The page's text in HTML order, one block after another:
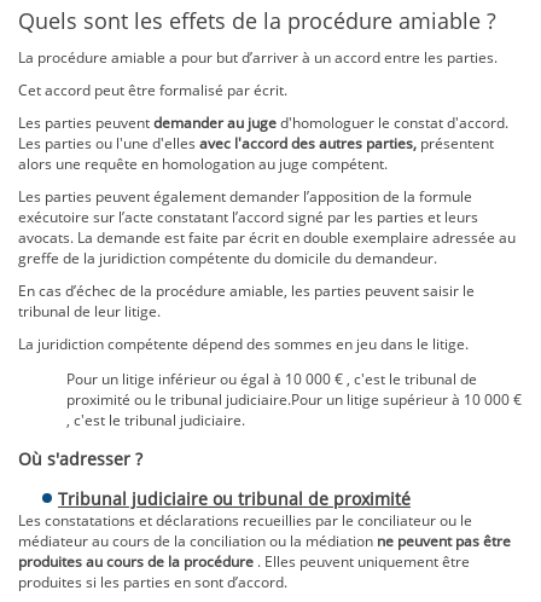
Quels sont les effets de la procédure amiable ?
La procédure amiable a pour but d’arriver à un accord entre les parties.
Cet accord peut être formalisé par écrit.
Les parties peuventdemander au juged'homologuer le constat d'accord.
Les parties ou l'une d'elles avec l'accord des autres parties, présentent
alors une requête en homologation au juge compétent.
Les parties peuvent également demander l’apposition de la formule
exécutoire sur l’acte constatant l’accord signé par les parties et leurs
avocats. La demande est faite par écrit en double exemplaire adressée au
greffe de la juridiction compétente du domicile du demandeur.
En cas d’échec de la procédure amiable, les parties peuvent saisir le
tribunal de leur litige.
La juridiction compétente dépend des sommes en jeu dans le litige.
Pour un litige inférieur ou égal à 10 000 € , c'est le tribunal de
proximité ou le tribunal judiciaire.Pour un litige supérieur à 10 000 €
, c'est le tribunal judiciaire.
Où s'adresser ?
Tribunal judiciaire ou tribunal de proximité
Les constatations et déclarations recueillies par le conciliateur ou le
médiateur au cours de la conciliation ou la médiation ne peuvent pas être
produites au cours de la procédure . Elles peuvent uniquement être
produites si les parties en sont d’accord.